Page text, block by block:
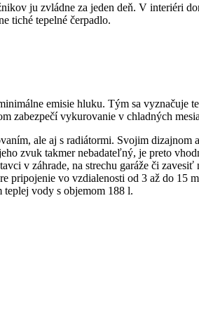
ju zvládne za jeden deň. V interiéri
tiché tepelné čerpadlo.
emisie hluku. Tým sa
vykurovanie v chladných
ale aj s radiátormi. Svojim
zvuk takmer nebadateľný, je preto
v záhrade, na strechu garáže či
pripojenie vo vzdialenosti od 3 až do
vody s objemom 188 l.